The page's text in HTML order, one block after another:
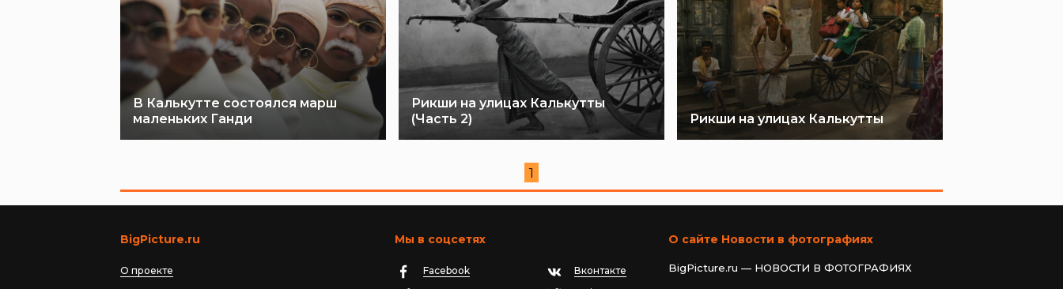
В Калькутте состоялся марш
маленьких Ганди
Рикши на улицах Калькутты
(Часть 2)
Рикши на улицах Калькутты
1
BigPicture.ru
О проекте
Мы в соцсетях
Facebook
Вконтакте
О сайте Новости в фотографиях
BigPicture.ru — НОВОСТИ В ФОТОГРАФИЯХ